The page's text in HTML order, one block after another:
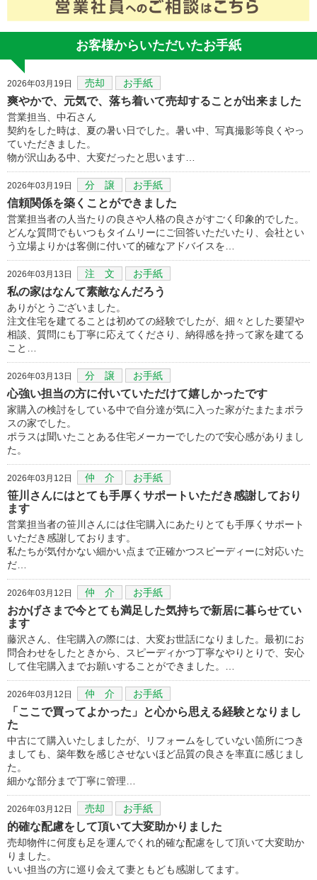
お客様からいただいたお手紙
2026年03月19日 売却 お手紙
爽やかで、元気で、落ち着いて売却することが出来ました
営業担当、中石さん
契約をした時は、夏の暑い日でした。暑い中、写真撮影等良くやっ
ていただきました。
物が沢山ある中、大変だったと思います…
2026年03月19日 分 譲 お手紙
信頼関係を築くことができました
営業担当者の人当たりの良さや人格の良さがすごく印象的でした。
どんな質問でもいつもタイムリーにご回答いただいたり、会社とい
う立場よりかは客側に付いて的確なアドバイスを…
2026年03月13日 注 文 お手紙
私の家はなんて素敵なんだろう
ありがとうございました。
注文住宅を建てることは初めての経験でしたが、細々とした要望や
相談、質問にも丁寧に応えてくださり、納得感を持って家を建てる
こと…
2026年03月13日 分 譲 お手紙
心強い担当の方に付いていただけて嬉しかったです
家購入の検討をしている中で自分達が気に入った家がたまたまポラ
スの家でした。
ポラスは聞いたことある住宅メーカーでしたので安心感がありまし
た。
2026年03月12日 仲 介 お手紙
笹川さんにはとても手厚くサポートいただき感謝しており
ます
営業担当者の笹川さんには住宅購入にあたりとても手厚くサポート
いただき感謝しております。
私たちが気付かない細かい点まで正確かつスピーディーに対応いた
だ…
2026年03月12日 仲 介 お手紙
おかげさまで今とても満足した気持ちで新居に暮らせてい
ます
藤沢さん、住宅購入の際には、大変お世話になりました。最初にお
問合わせをしたときから、スピーディかつ丁寧なやりとりで、安心
して住宅購入までお願いすることができました。…
2026年03月12日 仲 介 お手紙
「ここで買ってよかった」と心から思える経験となりまし
た
中古にて購入いたしましたが、リフォームをしていない箇所につき
ましても、築年数を感じさせないほど品質の良さを率直に感じまし
た。
細かな部分まで丁寧に管理…
2026年03月12日 売却 お手紙
的確な配慮をして頂いて大変助かりました
売却物件に何度も足を運んでくれ的確な配慮をして頂いて大変助か
りました。
いい担当の方に巡り会えて妻ともども感謝してます。